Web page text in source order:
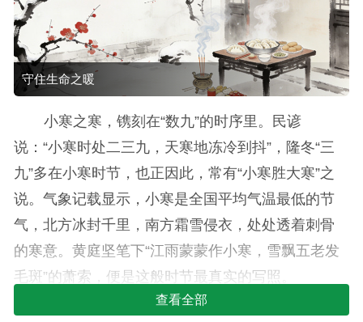
守住生命之暖
小寒之寒，镌刻在“数九”的时序里。民谚
说：“小寒时处二三九，天寒地冻冷到抖”，隆冬“三
九”多在小寒时节，也正因此，常有“小寒胜大寒”之
说。气象记载显示，小寒是全国平均气温最低的节
气，北方冰封千里，南方霜雪侵衣，处处透着刺骨
的寒意。黄庭坚笔下“江雨蒙蒙作小寒，雪飘五老发
毛斑”的萧索，便是这般时节最真实的写照。
然而寒至极处，阳气已在悄然萌动。小寒三
查看全部